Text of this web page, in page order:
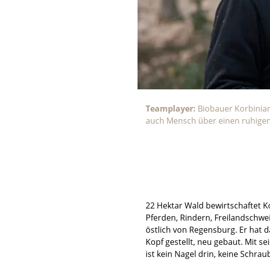
Teamplayer: Biobauer
auch Mensch über einen
22 Hektar Wald bewirtschaftet
Pferden, Rindern,
östlich von Regensburg. Er hat
Kopf gestellt, neu gebaut. Mit
ist kein Nagel drin, keine